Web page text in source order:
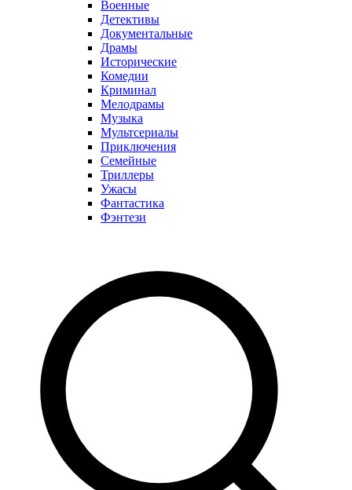
Военные
Детективы
Документальные
Драмы
Исторические
Комедии
Криминал
Мелодрамы
Музыка
Мультсериалы
Приключения
Семейные
Триллеры
Ужасы
Фантастика
Фэнтези